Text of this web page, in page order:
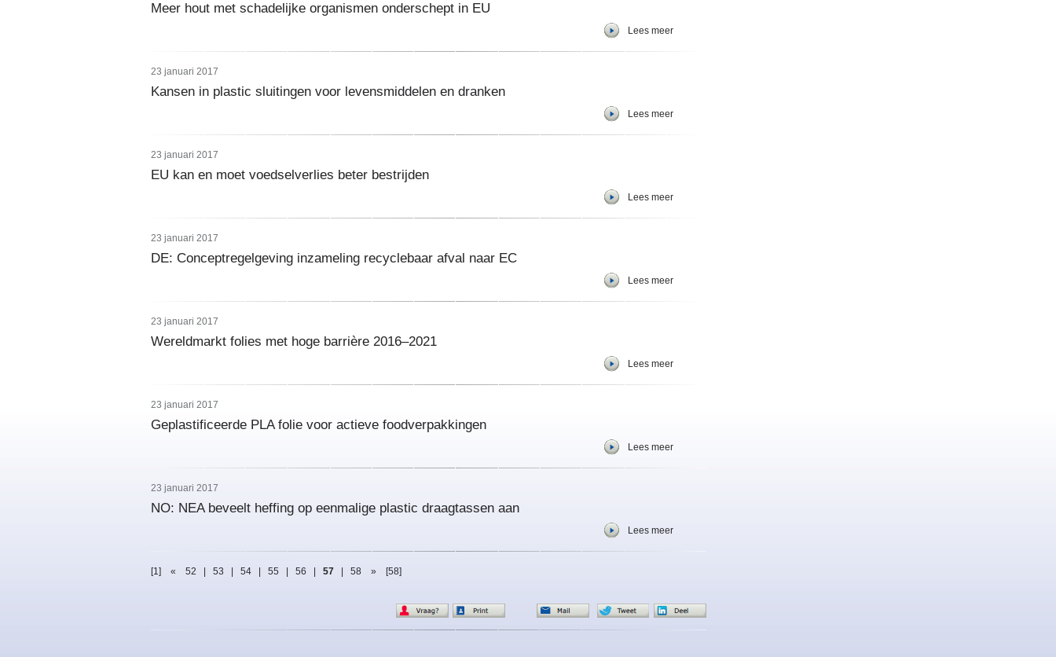
Meer hout met schadelijke organismen onderschept in EU
Lees meer
23 januari 2017
Kansen in plastic sluitingen voor levensmiddelen en dranken
Lees meer
23 januari 2017
EU kan en moet voedselverlies beter bestrijden
Lees meer
23 januari 2017
DE: Conceptregelgeving inzameling recyclebaar afval naar EC
Lees meer
23 januari 2017
Wereldmarkt folies met hoge barrière 2016–2021
Lees meer
23 januari 2017
Geplastificeerde PLA folie voor actieve foodverpakkingen
Lees meer
23 januari 2017
NO: NEA beveelt heffing op eenmalige plastic draagtassen aan
Lees meer
[1] « 52 53 54 55 56 57 58 » [58]